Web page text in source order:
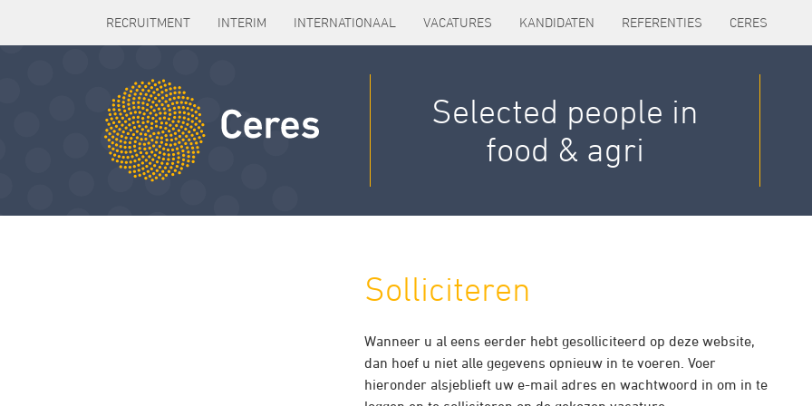
RECRUITMENT INTERIM INTERNATIONAAL VACATURES KANDIDATEN REFERENTIES CERES
Selected people in
food & agri
Solliciteren
Wanneer u al eens eerder hebt gesolliciteerd op deze website,
dan hoef u niet alle gegevens opnieuw in te voeren. Voer
hieronder alsjeblieft uw e-mail adres en wachtwoord in om in te